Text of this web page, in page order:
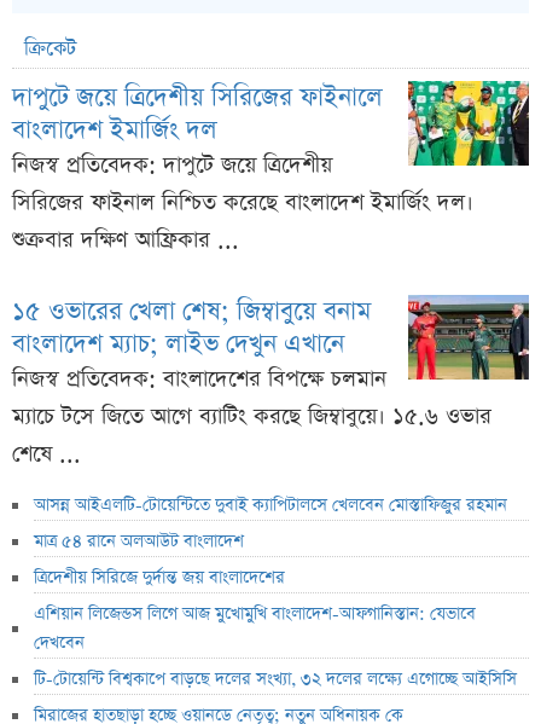
ক্রিকেট
দাপুটে জয়ে ত্রিদেশীয় সিরিজের ফাইনালে
বাংলাদেশ ইমার্জিং দল
নিজস্ব প্রতিবেদক: দাপুটে জয়ে ত্রিদেশীয়
সিরিজের ফাইনাল নিশ্চিত করেছে বাংলাদেশ ইমার্জিং দল।
শুক্রবার দক্ষিণ আফ্রিকার ...
১৫ ওভারের খেলা শেষ; জিম্বাবুয়ে বনাম
বাংলাদেশ ম্যাচ; লাইভ দেখুন এখানে
নিজস্ব প্রতিবেদক: বাংলাদেশের বিপক্ষে চলমান
ম্যাচে টসে জিতে আগে ব্যাটিং করছে জিম্বাবুয়ে। ১৫.৬ ওভার
শেষে ...
আসন্ন আইএলটি-টোয়েন্টিতে দুবাই ক্যাপিটালসে খেলবেন মোস্তাফিজুর রহমান
মাত্র ৫৪ রানে অলআউট বাংলাদেশ
ত্রিদেশীয় সিরিজে দুর্দান্ত জয় বাংলাদেশের
এশিয়ান লিজেন্ডস লিগে আজ মুখোমুখি বাংলাদেশ-আফগানিস্তান: যেভাবে
দেখবেন
টি-টোয়েন্টি বিশ্বকাপে বাড়ছে দলের সংখ্যা, ৩২ দলের লক্ষ্যে এগোচ্ছে আইসিসি
মিরাজের হাতছাড়া হচ্ছে ওয়ানডে নেতৃত্ব; নতুন অধিনায়ক কে